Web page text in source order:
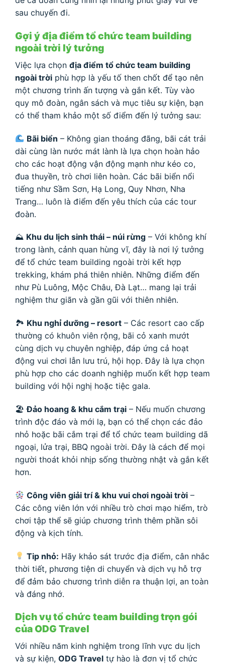
sau chuyến đi.
Gợi ý địa điểm tổ chức team building
ngoài trời lý tưởng
Việc lựa chọn địa điểm tổ chức team building
ngoài trời phù hợp là yếu tố then chốt để tạo nên
một chương trình ấn tượng và gắn kết. Tùy vào
quy mô đoàn, ngân sách và mục tiêu sự kiện, bạn
có thể tham khảo một số điểm đến lý tưởng sau:
Bãi biển – Không gian thoáng đãng, bãi cát trải
dài cùng làn nước mát lành là lựa chọn hoàn hảo
cho các hoạt động vận động mạnh như kéo co,
đua thuyền, trò chơi liên hoàn. Các bãi biển nổi
tiếng như Sầm Sơn, Hạ Long, Quy Nhơn, Nha
Trang… luôn là điểm đến yêu thích của các tour
đoàn.
⛰ Khu du lịch sinh thái – núi rừng – Với không khí
trong lành, cảnh quan hùng vĩ, đây là nơi lý tưởng
để tổ chức team building ngoài trời kết hợp
trekking, khám phá thiên nhiên. Những điểm đến
như Pù Luông, Mộc Châu, Đà Lạt… mang lại trải
nghiệm thư giãn và gần gũi với thiên nhiên.
🏞 Khu nghỉ dưỡng – resort – Các resort cao cấp
thường có khuôn viên rộng, bãi cỏ xanh mướt
cùng dịch vụ chuyên nghiệp, đáp ứng cả hoạt
động vui chơi lẫn lưu trú, hội họp. Đây là lựa chọn
phù hợp cho các doanh nghiệp muốn kết hợp team
building với hội nghị hoặc tiệc gala.
🏖Đảo hoang & khu cắm trại – Nếu muốn chương
trình độc đáo và mới lạ, bạn có thể chọn các đảo
nhỏ hoặc bãi cắm trại để tổ chức team building dã
ngoại, lửa trại, BBQ ngoài trời. Đây là cách để mọi
người thoát khỏi nhịp sống thường nhật và gắn kết
hơn.
Công viên giải trí & khu vui chơi ngoài trời –
Các công viên lớn với nhiều trò chơi mạo hiểm, trò
chơi tập thể sẽ giúp chương trình thêm phần sôi
động và kịch tính.
Tip nhỏ: Hãy khảo sát trước địa điểm, cân nhắc
thời tiết, phương tiện di chuyển và dịch vụ hỗ trợ
để đảm bảo chương trình diễn ra thuận lợi, an toàn
và đáng nhớ.
Dịch vụ tổ chức team building trọn gói
của ODG Travel
Với nhiều năm kinh nghiệm trong lĩnh vực du lịch
và sự kiện, ODG Travel tự hào là đơn vị tổ chức